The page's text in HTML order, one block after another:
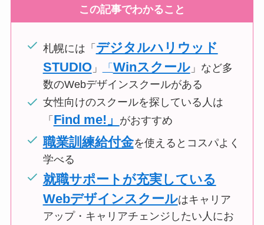
この記事でわかること
札幌には「 デジタルハリウッド
STUDIO」 「 Winスクール」など多
数のWebデザインスクールがある
女性向けのスクールを探している人は
「 Find me!」 がおすすめ
職業訓練給付金を使えるとコスパよく
学べる
就職サポートが充実している
Webデザインスクールはキャリア
アップ・キャリアチェンジしたい人にお